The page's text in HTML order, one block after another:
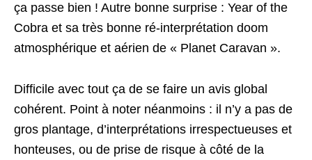
ça passe bien ! Autre bonne surprise : Year of the
Cobra et sa très bonne ré-interprétation doom
atmosphérique et aérien de « Planet Caravan ».
Difficile avec tout ça de se faire un avis global
cohérent. Point à noter néanmoins : il n’y a pas de
gros plantage, d’interprétations irrespectueuses et
honteuses, ou de prise de risque à côté de la